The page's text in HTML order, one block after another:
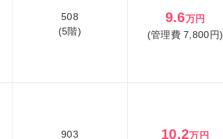
508
(5階)
9.6万円
(管理費 7,800円)
903
10.2万円